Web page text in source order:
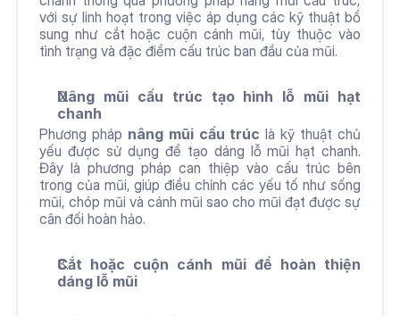
với sự linh hoạt trong việc áp dụng các kỹ thuật bổ
sung như cắt hoặc cuộn cánh mũi, tùy thuộc vào
tình trạng và đặc điểm cấu trúc ban đầu của mũi.
Nâng mũi cấu trúc tạo hình lỗ mũi hạt
chanh
Phương pháp nâng mũi cấu trúc là kỹ thuật chủ
yếu được sử dụng để tạo dáng lỗ mũi hạt chanh.
Đây là phương pháp can thiệp vào cấu trúc bên
trong của mũi, giúp điều chỉnh các yếu tố như sống
mũi, chóp mũi và cánh mũi sao cho mũi đạt được sự
cân đối hoàn hảo.
Cắt hoặc cuộn cánh mũi để hoàn thiện
dáng lỗ mũi